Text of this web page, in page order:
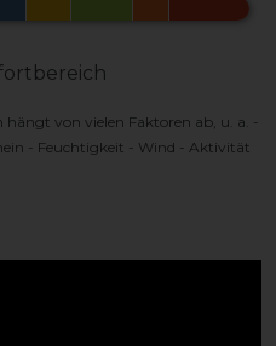
von vielen Faktoren ab, u. a. -
- Feuchtigkeit - Wind - Aktivität